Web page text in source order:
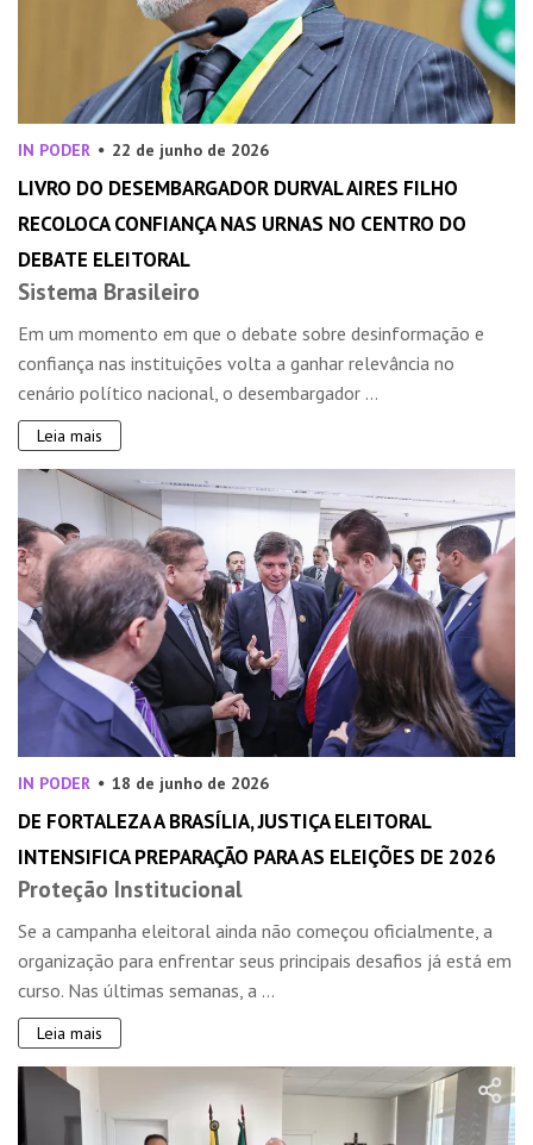
IN PODER 22 de junho de 2026
LIVRO DO DESEMBARGADOR DURVAL AIRES FILHO
RECOLOCA CONFIANÇA NAS URNAS NO CENTRO DO
DEBATE ELEITORAL
Sistema Brasileiro
Em um momento em que o debate sobre desinformação e
confiança nas instituições volta a ganhar relevância no
cenário político nacional, o desembargador ...
Leia mais
IN PODER 18 de junho de 2026
DE FORTALEZA A BRASÍLIA, JUSTIÇA ELEITORAL
INTENSIFICA PREPARAÇÃO PARA AS ELEIÇÕES DE 2026
Proteção Institucional
Se a campanha eleitoral ainda não começou oficialmente, a
organização para enfrentar seus principais desafios já está em
curso. Nas últimas semanas, a ...
Leia mais